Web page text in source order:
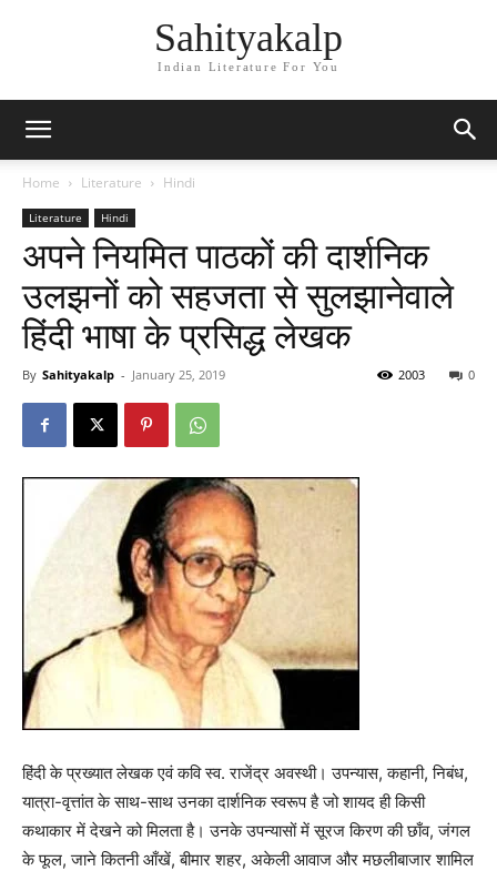
Sahityakalp
Indian Literature For You
Home Literature Hindi
Literature Hindi
अपने नियमित पाठकों की दार्शनिक
उलझनों को सहजता से सुलझानेवाले
हिंदी भाषा के प्रसिद्ध लेखक
By Sahityakalp - January 25, 2019 0
2003
हिंदी के प्रख्यात लेखक एवं कवि स्व. राजेंद्र अवस्थी। उपन्यास, कहानी, निबंध,
यात्रा-वृत्तांत के साथ-साथ उनका दार्शनिक स्वरूप है जो शायद ही किसी
कथाकार में देखने को मिलता है। उनके उपन्यासों में सूरज किरण की छाँव, जंगल
के फूल, जाने कितनी आँखें, बीमार शहर, अकेली आवाज और मछलीबाजार शामिल